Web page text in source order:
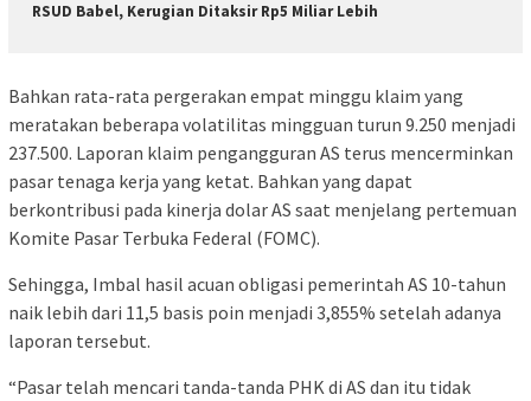
RSUD Babel, Kerugian Ditaksir Rp5 Miliar Lebih
Bahkan rata-rata pergerakan empat minggu klaim yang
meratakan beberapa volatilitas mingguan turun 9.250 menjadi
237.500. Laporan klaim pengangguran AS terus mencerminkan
pasar tenaga kerja yang ketat. Bahkan yang dapat
berkontribusi pada kinerja dolar AS saat menjelang pertemuan
Komite Pasar Terbuka Federal (FOMC).
Sehingga, Imbal hasil acuan obligasi pemerintah AS 10-tahun
naik lebih dari 11,5 basis poin menjadi 3,855% setelah adanya
laporan tersebut.
“Pasar telah mencari tanda-tanda PHK di AS dan itu tidak